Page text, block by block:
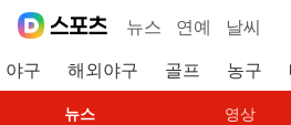
뉴스 연예 날씨
야구 해외야구 골프 농구
뉴스 영상